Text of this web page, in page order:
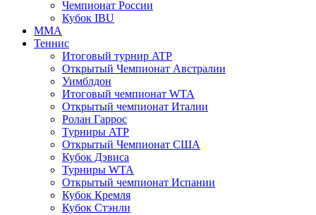
Чемпионат России
Кубок IBU
MMA
Теннис
Итоговый турнир ATP
Открытый Чемпионат Австралии
Уимблдон
Итоговый чемпионат WTA
Открытый чемпионат Италии
Ролан Гаррос
Турниры ATP
Открытый Чемпионат США
Кубок Дэвиса
Турниры WTA
Открытый чемпионат Испании
Кубок Кремля
Кубок Стэнли